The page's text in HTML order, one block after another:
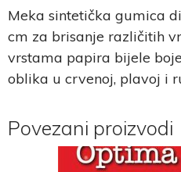
Meka sintetička gumica
cm za brisanje različitih
vrstama papira bijele
oblika u crvenoj, plavoj i
Povezani proizvodi